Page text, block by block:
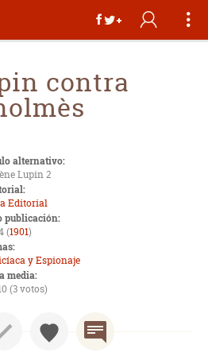
contra
alternativo:
Lupin 2
Editorial
publicación:
(1901)
y Espionaje
media:
(3 votos)